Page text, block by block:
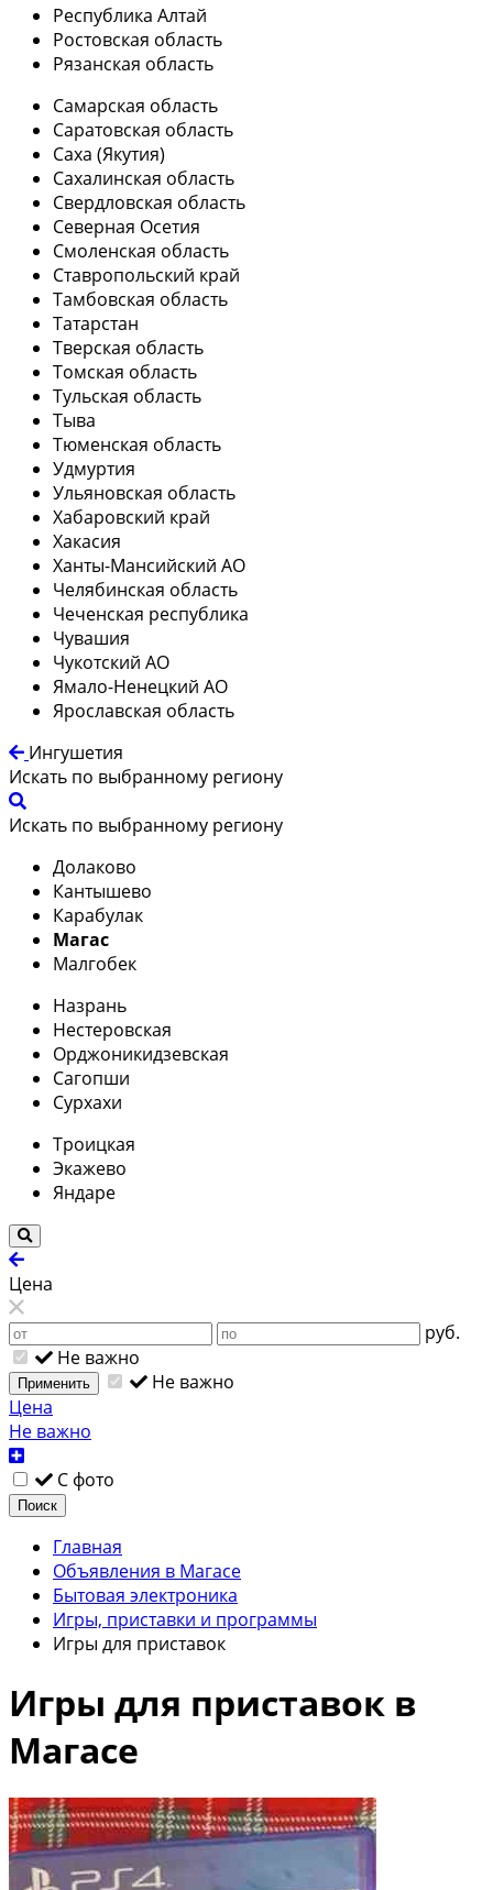
Республика Алтай
Ростовская область
Рязанская область
Самарская область
Саратовская область
Саха (Якутия)
Сахалинская область
Свердловская область
Северная Осетия
Смоленская область
Ставропольский край
Тамбовская область
Татарстан
Тверская область
Томская область
Тульская область
Тыва
Тюменская область
Удмуртия
Ульяновская область
Хабаровский край
Хакасия
Ханты-Мансийский АО
Челябинская область
Чеченская республика
Чувашия
Чукотский АО
Ямало-Ненецкий АО
Ярославская область
Ингушетия
Искать по выбранному региону
Искать по выбранному региону
Долаково
Кантышево
Карабулак
Магас
Малгобек
Назрань
Нестеровская
Орджоникидзевская
Сагопши
Сурхахи
Троицкая
Экажево
Яндаре
Цена
руб.
Не важно
Применить
Не важно
Цена
Не важно
С фото
Поиск
Главная
Объявления в Магасе
Бытовая электроника
Игры, приставки и программы
Игры для приставок
Игры для приставок в
Магасе